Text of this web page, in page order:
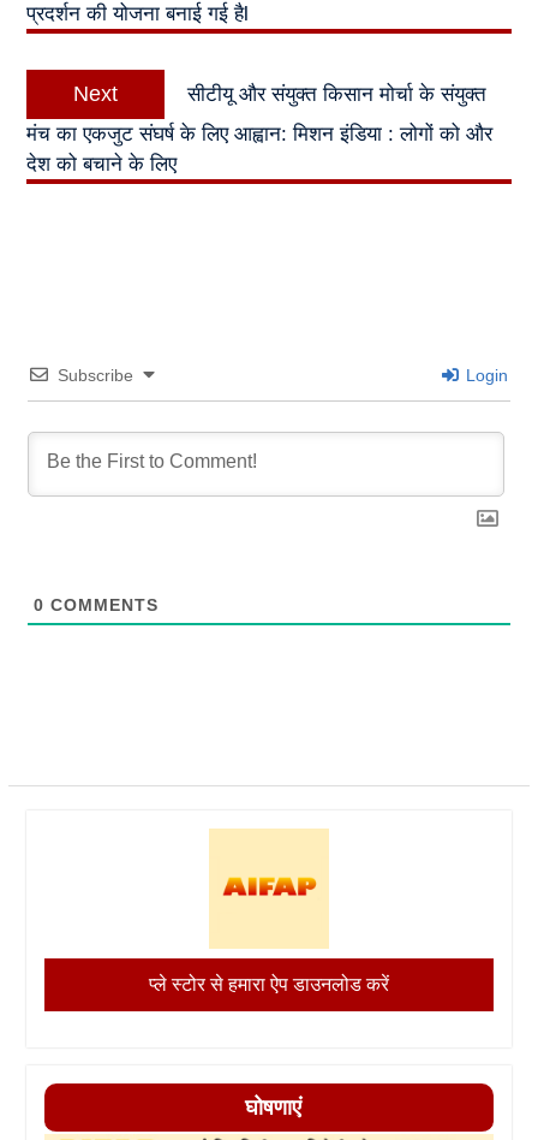
प्रदर्शन की योजना बनाई गई हैl
Next
Next
post:
सीटीयू और संयुक्त किसान मोर्चा के संयुक्त
मंच का एकजुट संघर्ष के लिए आह्वान: मिशन इंडिया : लोगों को और
देश को बचाने के लिए
Subscribe Login
0 COMMENTS
प्ले स्टोर से हमारा ऐप डाउनलोड करें
घोषणाएं